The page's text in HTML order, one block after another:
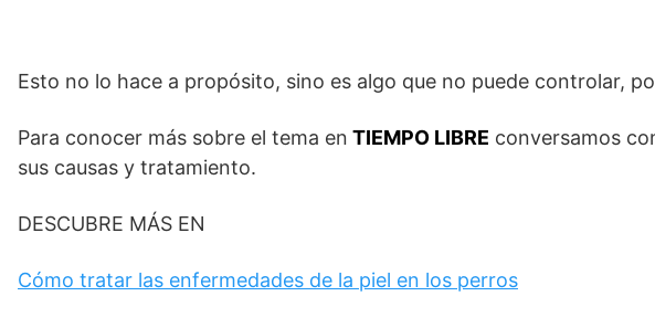
Esto no lo hace a propósito, sino es algo que no puede controlar,
Para conocer más sobre el tema en TIEMPO LIBRE conversamos
sus causas y tratamiento.
DESCUBRE MÁS EN
Cómo tratar las enfermedades de la piel en los perros